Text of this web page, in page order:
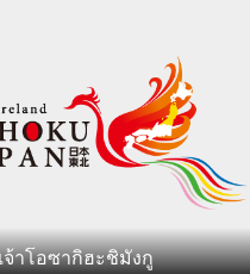
จ้าโอซากิฮะชิมังกู